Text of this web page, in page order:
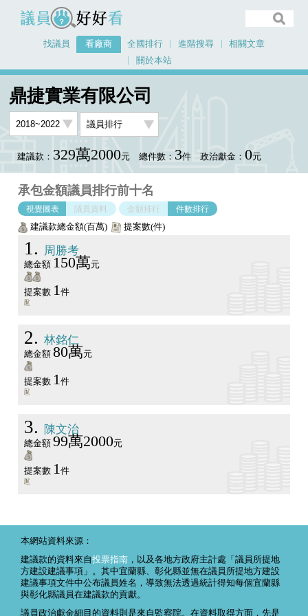
議員好好看
找議員 看廠商 全國排行 進階搜尋
相關文章
關於本站
鼎捷實業有限公司
建議款： 329萬2000元 總件數： 3件 政治獻金： 0元
承包金額議員排行前十名
視覺圖表 議員資料 金額排行 件數排行
建議款總金額(百萬) 提案數(件)
1 周勝考
總金額 150萬元
提案數 1件
2 林銘仁
總金額 80萬元
提案數 1件
3 陳文治
總金額 99萬2000元
提案數 1件
本網站資料來源：
建議款的資料來自投票指南 ，以及各地方政府主計處「議員所提地
方建設建議事項」。其中宜蘭縣、彰化縣並無在議員所提地方建設
建議事項文件中公布議員姓名，導致無法透過統計得知每個宜蘭縣
與彰化縣議員在建議款的貢獻。
議員政治獻金細目的資料則是來自監察院。在資料取得方面，先是